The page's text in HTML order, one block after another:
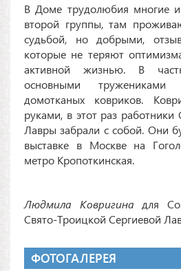
В Доме трудолюбия многие
второй группы, там
судьбой, но добрыми,
которые не теряют
активной жизнью. В
основными тружениками
домотканых ковриков.
руками, в этот раз
Лавры забрали с собой. Они
выставке в Москве на
метро Кропоткинская.
Людмила Ковригина для
Свято-Троицкой Сергиевой
ФОТОГАЛЕРЕЯ